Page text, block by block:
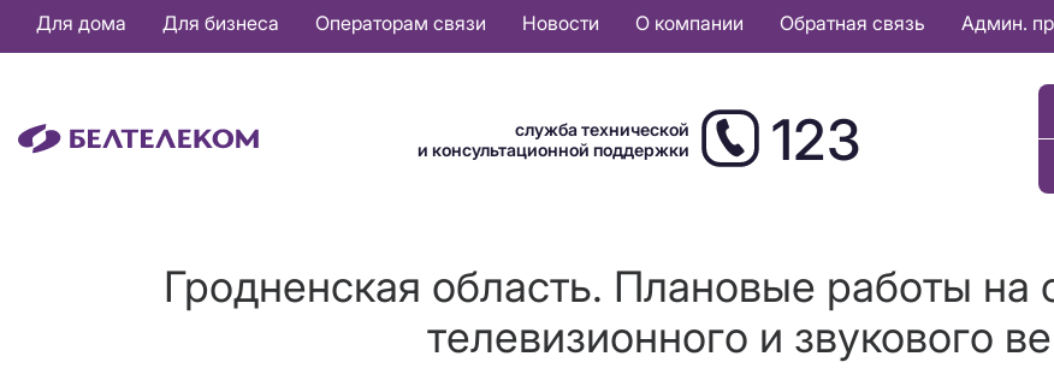
Основная
навигация
Для дома Для бизнеса Операторам связи Новости О компании Обратная связь Админ.
служба технической
и консультационной поддержки
123
Гродненская область. Плановые работы на
телевизионного и звукового